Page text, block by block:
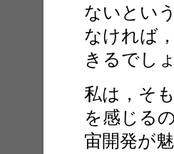
ないとい
なければ
きるで
私は，そ
を感じる
宙開発が